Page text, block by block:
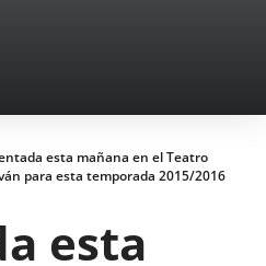
esta mañana en el Teatro
para esta temporada 2015/2016
esta